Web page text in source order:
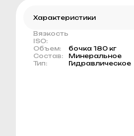
Характеристики
Вязкость
ISO:
Объем:
бочка 180 кг
Состав:
Минеральное
Тип:
Гидравлическое